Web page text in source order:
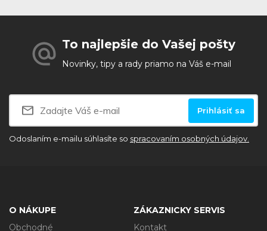
HP DeskJet 5850
HP (Hewlett Packard)
HP DeskJet 5850w
HP (Hewlett Packard)
HP (Hewlett Packard)
To najlepšie do Vašej pošty
Novinky, tipy a rady priamo na Váš e-mail
Prihlásiť sa
Odoslaním e-mailu súhlasíte so spracovaním osobných údajov.
O NÁKUPE
Obchodné
ZÁKAZNICKY SERVIS
Kontakt